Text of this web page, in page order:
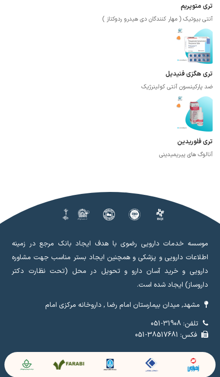
تری متوپریم
آنتی بیوتیک ( مهار کنندگان دی هیدرو ردوکتاز )
تری هگزی فنیدیل
ضد پارکینسون آنتی کولینرژیک
تری فلوریدین
آنالوگ های پیریمیدینی
موسسه خدمات دارویی رضوی با هدف ایجاد بانک مرجع در زمینه
اطلاعات دارویی و پزشکی و همچنین ایجاد بستر مناسب جهت مشاوره
دارویی و خرید آسان دارو و تحویل در محل (تحت نظارت دکتر
داروساز) ایجاد شده است.
مشهد, میدان بیمارستان امام رضا , داروخانه مرکزی امام
تلفن: 31908-051
فکس: 38517681-051